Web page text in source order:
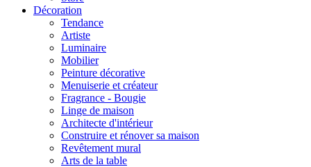
Décoration
Tendance
Artiste
Luminaire
Mobilier
Peinture décorative
Menuiserie et créateur
Fragrance - Bougie
Linge de maison
Architecte d'intérieur
Construire et rénover sa maison
Revêtement mural
Arts de la table